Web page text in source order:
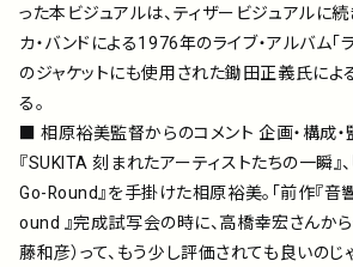
った本ビジュアルは、ティザービジュアルに続
カ・バンドによる1976年のライブ・アルバム「ラ
のジャケットにも使用された鋤田正義氏によ
る。
■ 相原裕美監督からのコメント 企画・構成・
『SUKITA 刻まれたアーティストたちの一瞬』
Go-Round』を手掛けた相原裕美。「前作『
ound 』完成試写会の時に、高橋幸宏さんから
藤和彦）って、もう少し評価されても良いの